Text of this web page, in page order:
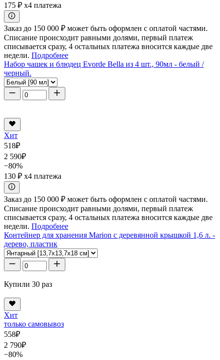
175 ₽ x4 платежа
Заказ до 150 000 ₽ может быть оформлен с оплатой частями.
Списание происходит равными долями, первый платеж
списывается сразу, 4 остальных платежа вносится каждые две
недели. Подробнее
Набор чашек и блюдец Evorde Bella из 4 шт., 90мл - белый /
черный.
Хит
518₽
2 590₽
−80%
130 ₽ x4 платежа
Заказ до 150 000 ₽ может быть оформлен с оплатой частями.
Списание происходит равными долями, первый платеж
списывается сразу, 4 остальных платежа вносится каждые две
недели. Подробнее
Контейнер для хранения Marion с деревянной крышкой 1,6 л. -
дерево, пластик
Купили 30 раз
Хит
только самовывоз
558₽
2 790₽
−80%